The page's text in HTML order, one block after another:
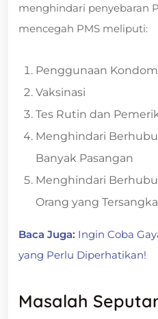
menghindari penyebaran
mencegah PMS meliputi:
Penggunaan Kondom
Vaksinasi
Tes Rutin dan
Menghindari
Banyak Pasangan
Menghindari
Orang yang
Baca Juga: Ingin Coba
yang Perlu Diperhatikan!
Masalah